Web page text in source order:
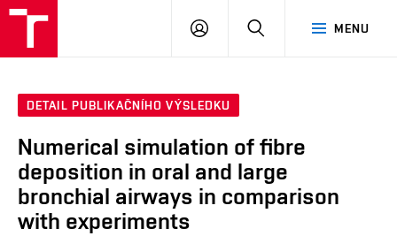
MENU
PŘIHLÁSIT
DETAIL PUBLIKAČNÍHO VÝSLEDKU
Numerical simulation of fibre
deposition in oral and large
bronchial airways in comparison
with experiments